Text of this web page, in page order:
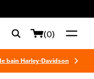
(0)
bain Harley-Davidson